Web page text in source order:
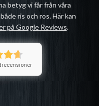
betyg vi får från våra
ris och ros. Här kan
på Google Reviews.